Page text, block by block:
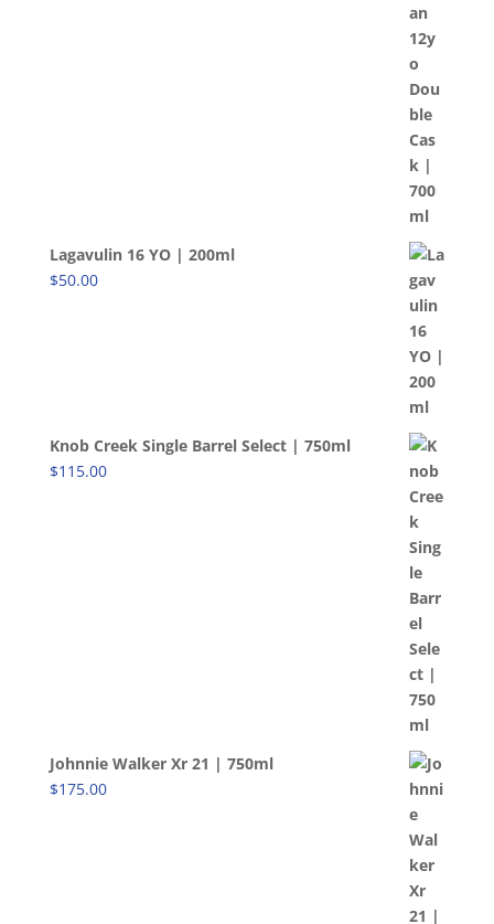
Lagavulin 16 YO | 200ml
$50.00
Knob Creek Single Barrel Select | 750ml
$115.00
Johnnie Walker Xr 21 | 750ml
$175.00